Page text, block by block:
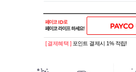
[ 결제혜택 ] 포인트 결제시 1% 적립!